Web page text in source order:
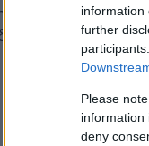
information
further
Please
information
deny
στην ασφάλεια